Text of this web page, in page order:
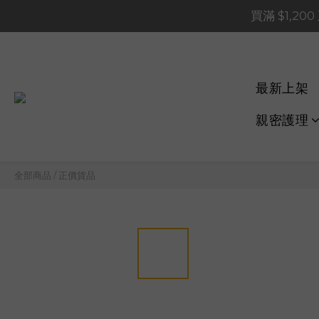
買滿
買滿
📢 系統維護通知 –
買滿
最新上架
親密護理
全部商品 / 正價貨品